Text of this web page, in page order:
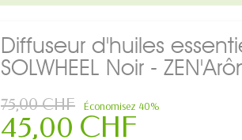
Diffuseur d'huiles
SOLWHEEL Noir -
75,00 CHF Économisez 40%
45,00 CHF